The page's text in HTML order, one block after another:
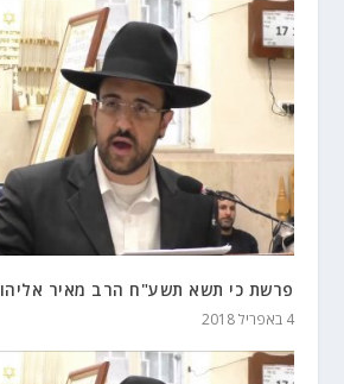
פרשת כי תשא תשע"ח הרב מאיר אליהו
4 באפריל 2018